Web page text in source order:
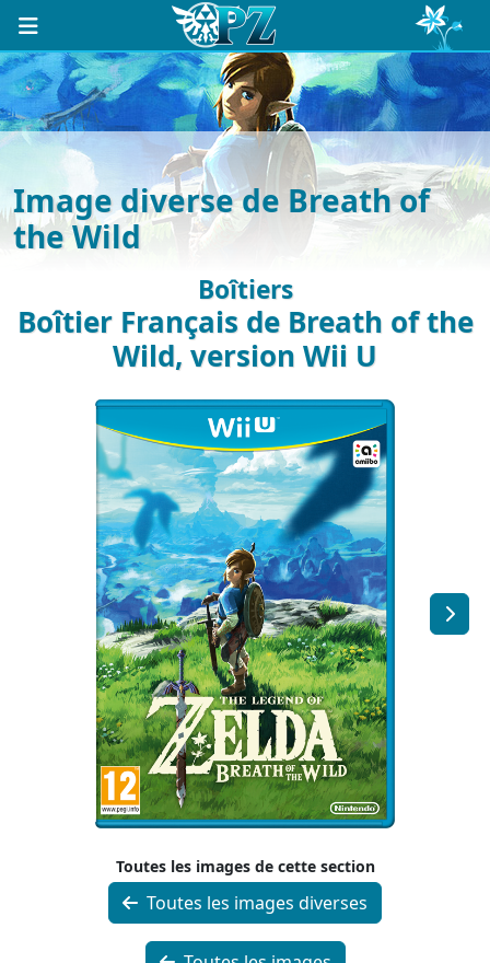
Image diverse de Breath of
the Wild
Boîtiers
Boîtier Français de Breath of the
Wild, version Wii U
Toutes les images de cette section
Toutes les images diverses